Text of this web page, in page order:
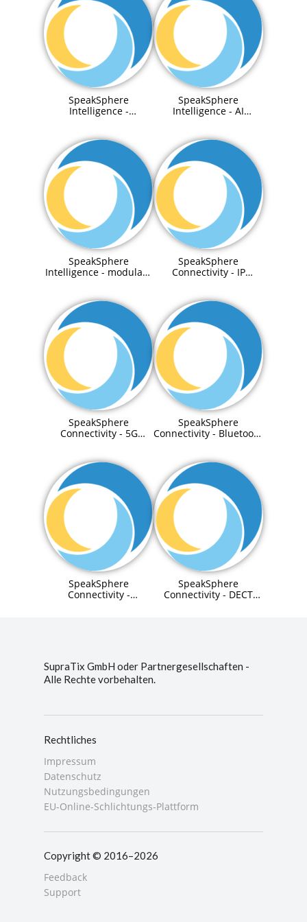
SpeakSphere
Intelligence -
SpeakSphere
Intelligence - AI
SpeakSphere
Intelligence - modulare
SpeakSphere
Connectivity - IP
SpeakSphere
Connectivity - 5G
SpeakSphere
Connectivity - Bluetooth
SpeakSphere
Connectivity -
SpeakSphere
Connectivity - DECT
SupraTix GmbH oder Partnergesellschaften -
Alle Rechte vorbehalten.
Rechtliches
Impressum
Datenschutz
Nutzungsbedingungen
EU-Online-Schlichtungs-Plattform
Copyright © 2016–2026
Feedback
Support